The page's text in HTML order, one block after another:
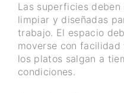
Las superficies
limpiar y diseñadas
trabajo. El espacio
moverse con
los platos salgan a
condiciones.